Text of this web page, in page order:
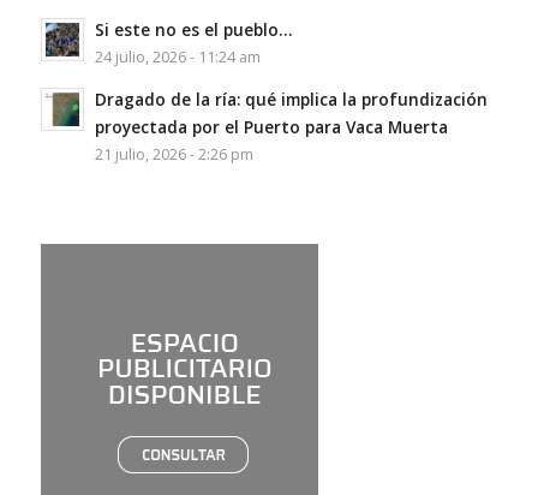
Si este no es el pueblo…
24 julio, 2026 - 11:24 am
Dragado de la ría: qué implica la profundización
proyectada por el Puerto para Vaca Muerta
21 julio, 2026 - 2:26 pm